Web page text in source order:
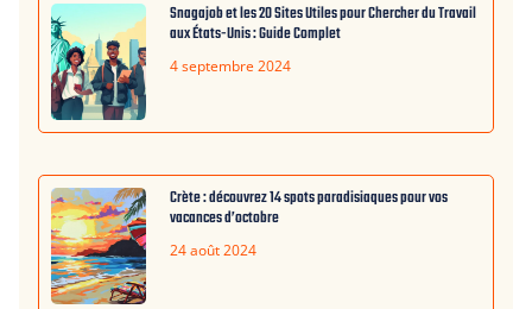
Snagajob et les 20 Sites Utiles pour Chercher du Travail
aux États-Unis : Guide Complet
4 septembre 2024
Crète : découvrez 14 spots paradisiaques pour vos
vacances d’octobre
24 août 2024